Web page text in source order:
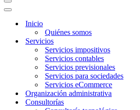
Menú
de
Menú
navegación
Inicio
Quiénes somos
Servicios
Servicios impositivos
Servicios contables
Servicios previsionales
Servicios para sociedades
Servicios eCommerce
Organización administrativa
Consultorías